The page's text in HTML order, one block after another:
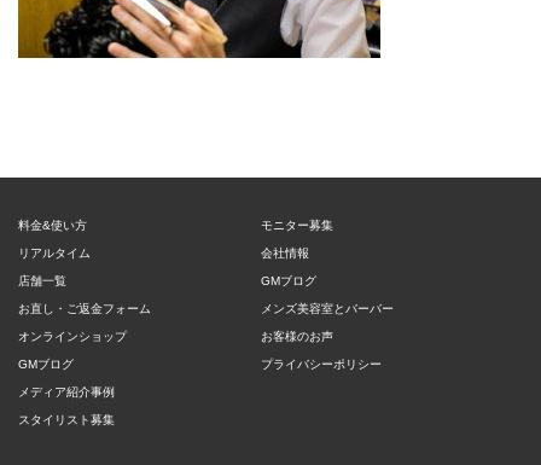
料金&使い方
リアルタイム
店舗一覧
お直し・ご返金フォーム
オンラインショップ
GMブログ
メディア紹介事例
スタイリスト募集
モニター募集
会社情報
GMブログ
メンズ美容室とバーバー
お客様のお声
プライバシーポリシー